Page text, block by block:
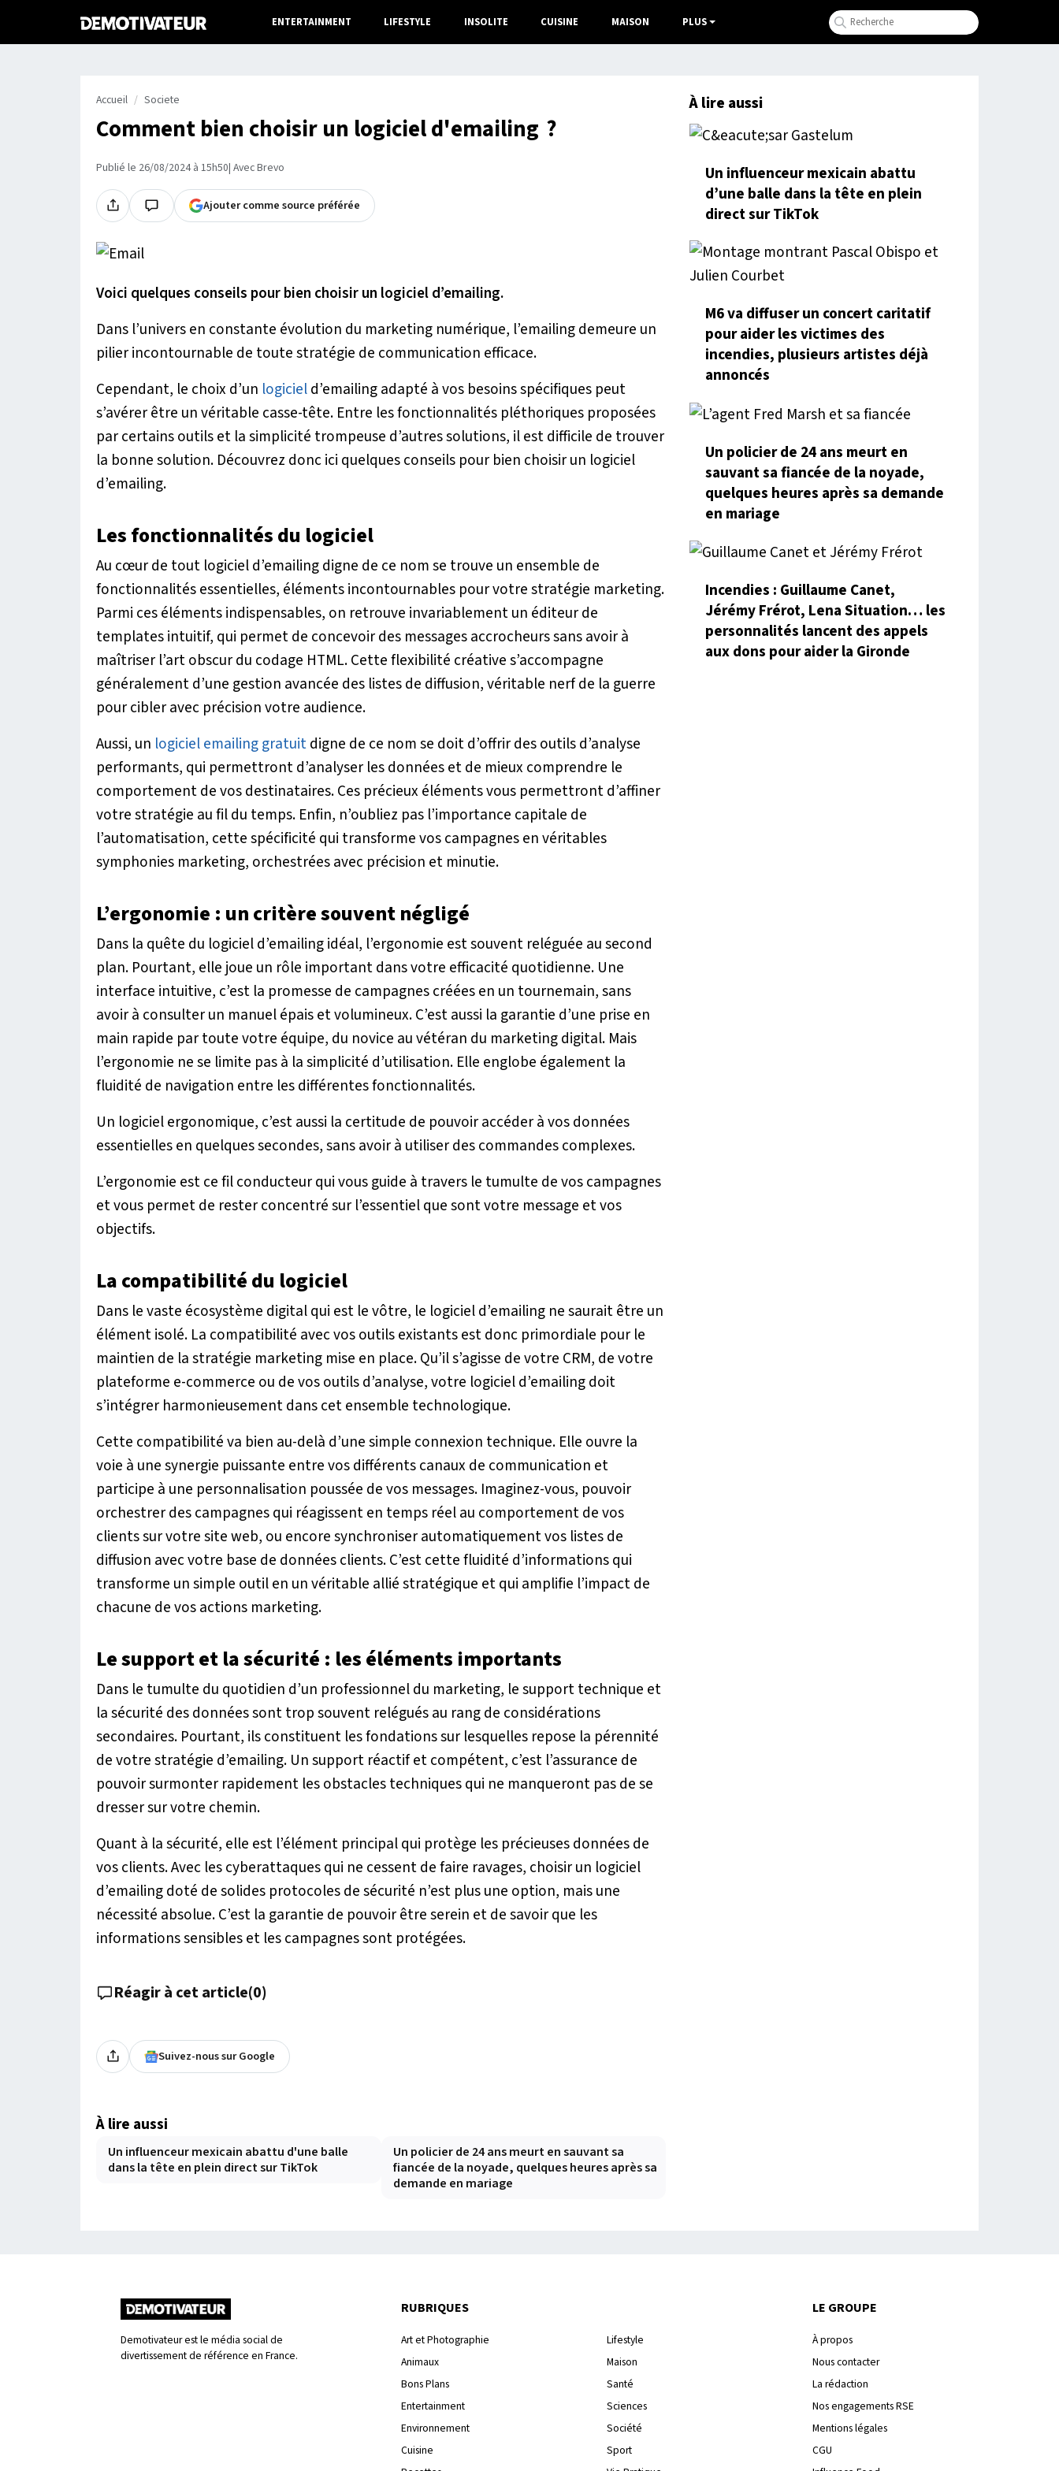
ENTERTAINMENT LIFESTYLE INSOLITE CUISINE MAISON PLUS
Accueil Societe
Comment bien choisir un logiciel d'emailing ?
Publié le 26/08/2024 à 15h50| Avec Brevo
Ajouter comme source préférée
Voici quelques conseils pour bien choisir un logiciel d’emailing.
Dans l’univers en constante évolution du marketing numérique, l’emailing demeure un
pilier incontournable de toute stratégie de communication efficace.
Cependant, le choix d’un logicield’emailing adapté à vos besoins spécifiques peut
s’avérer être un véritable casse-tête. Entre les fonctionnalités pléthoriques proposées
par certains outils et la simplicité trompeuse d’autres solutions, il est difficile de trouver
la bonne solution. Découvrez donc ici quelques conseils pour bien choisir un logiciel
d’emailing.
Les fonctionnalités du logiciel
Au cœur de tout logiciel d’emailing digne de ce nom se trouve un ensemble de
fonctionnalités essentielles, éléments incontournables pour votre stratégie marketing.
Parmi ces éléments indispensables, on retrouve invariablement un éditeur de
templates intuitif, qui permet de concevoir des messages accrocheurs sans avoir à
maîtriser l’art obscur du codage HTML. Cette flexibilité créative s’accompagne
généralement d’une gestion avancée des listes de diffusion, véritable nerf de la guerre
pour cibler avec précision votre audience.
Aussi, un logiciel emailing gratuitdigne de ce nom se doit d’offrir des outils d’analyse
performants, qui permettront d’analyser les données et de mieux comprendre le
comportement de vos destinataires. Ces précieux éléments vous permettront d’affiner
votre stratégie au fil du temps. Enfin, n’oubliez pas l’importance capitale de
l’automatisation, cette spécificité qui transforme vos campagnes en véritables
symphonies marketing, orchestrées avec précision et minutie.
L’ergonomie : un critère souvent négligé
Dans la quête du logiciel d’emailing idéal, l’ergonomie est souvent reléguée au second
plan. Pourtant, elle joue un rôle important dans votre efficacité quotidienne. Une
interface intuitive, c’est la promesse de campagnes créées en un tournemain, sans
avoir à consulter un manuel épais et volumineux. C’est aussi la garantie d’une prise en
main rapide par toute votre équipe, du novice au vétéran du marketing digital. Mais
l’ergonomie ne se limite pas à la simplicité d’utilisation. Elle englobe également la
fluidité de navigation entre les différentes fonctionnalités.
Un logiciel ergonomique, c’est aussi la certitude de pouvoir accéder à vos données
essentielles en quelques secondes, sans avoir à utiliser des commandes complexes.
L’ergonomie est ce fil conducteur qui vous guide à travers le tumulte de vos campagnes
et vous permet de rester concentré sur l’essentiel que sont votre message et vos
objectifs.
La compatibilité du logiciel
Dans le vaste écosystème digital qui est le vôtre, le logiciel d’emailing ne saurait être un
élément isolé. La compatibilité avec vos outils existants est donc primordiale pour le
maintien de la stratégie marketing mise en place. Qu’il s’agisse de votre CRM, de votre
plateforme e-commerce ou de vos outils d’analyse, votre logiciel d’emailing doit
s’intégrer harmonieusement dans cet ensemble technologique.
Cette compatibilité va bien au-delà d’une simple connexion technique. Elle ouvre la
voie à une synergie puissante entre vos différents canaux de communication et
participe à une personnalisation poussée de vos messages. Imaginez-vous, pouvoir
orchestrer des campagnes qui réagissent en temps réel au comportement de vos
clients sur votre site web, ou encore synchroniser automatiquement vos listes de
diffusion avec votre base de données clients. C’est cette fluidité d’informations qui
transforme un simple outil en un véritable allié stratégique et qui amplifie l’impact de
chacune de vos actions marketing.
Le support et la sécurité : les éléments importants
Dans le tumulte du quotidien d’un professionnel du marketing, le support technique et
la sécurité des données sont trop souvent relégués au rang de considérations
secondaires. Pourtant, ils constituent les fondations sur lesquelles repose la pérennité
de votre stratégie d’emailing. Un support réactif et compétent, c’est l’assurance de
pouvoir surmonter rapidement les obstacles techniques qui ne manqueront pas de se
dresser sur votre chemin.
Quant à la sécurité, elle est l’élément principal qui protège les précieuses données de
vos clients. Avec les cyberattaques qui ne cessent de faire ravages, choisir un logiciel
d’emailing doté de solides protocoles de sécurité n’est plus une option, mais une
nécessité absolue. C’est la garantie de pouvoir être serein et de savoir que les
informations sensibles et les campagnes sont protégées.
Réagir à cet article(0)
Suivez-nous sur Google
À lire aussi
Un influenceur mexicain abattu d'une balle
dans la tête en plein direct sur TikTok
Un policier de 24 ans meurt en sauvant sa
fiancée de la noyade, quelques heures après sa
demande en mariage
À lire aussi
Un influenceur mexicain abattu
d’une balle dans la tête en plein
direct sur TikTok
M6 va diffuser un concert caritatif
pour aider les victimes des
incendies, plusieurs artistes déjà
annoncés
Un policier de 24 ans meurt en
sauvant sa fiancée de la noyade,
quelques heures après sa demande
en mariage
Incendies : Guillaume Canet,
Jérémy Frérot, Lena Situation… les
personnalités lancent des appels
aux dons pour aider la Gironde
Demotivateur est le média social de
divertissement de référence en France.
RUBRIQUES
Art et Photographie
Animaux
Bons Plans
Entertainment
Environnement
Cuisine
Lifestyle
Maison
Santé
Sciences
Société
Sport
LE GROUPE
À propos
Nous contacter
La rédaction
Nos engagements RSE
Mentions légales
CGU